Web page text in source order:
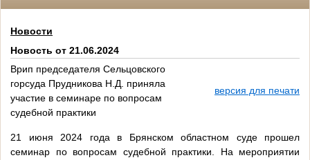
Новости
Новость от 21.06.2024
Врип председателя Сельцовского
горсуда Прудникова Н.Д. приняла
участие в семинаре по вопросам
судебной практики
версия для печати
21 июня 2024 года в Брянском областном суде прошел
семинар по вопросам судебной практики. На мероприятии